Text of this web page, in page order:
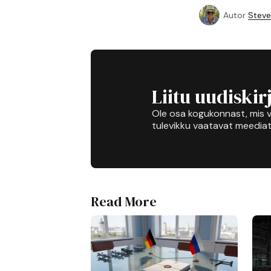
Autor
Liitu
Ole osa kogukonnast,
tulevikku vaatavat
Read More